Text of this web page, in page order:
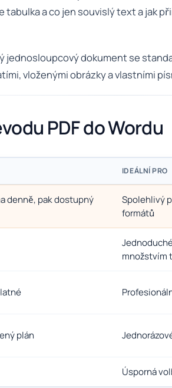
a co jen souvislý text a jak
jednosloupcový dokument se
vloženými obrázky a vlastními
PDF do Wordu
IDEÁLNÍ PRO
denně, pak dostupný
Spolehlivý
formátů
množstvím
plán
Úsporná